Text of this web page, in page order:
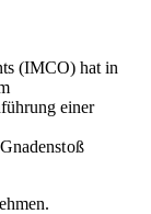
(IMCO) hat in
einer